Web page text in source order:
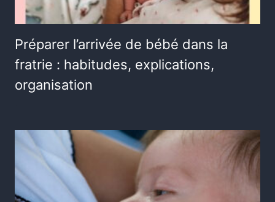
Préparer l’arrivée de bébé dans la
fratrie : habitudes, explications,
organisation